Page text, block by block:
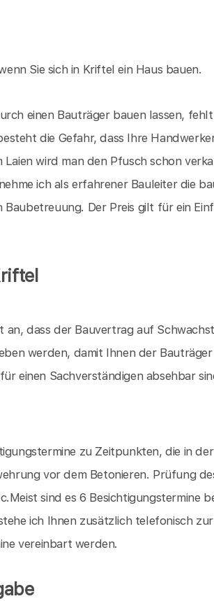
Sie sich in Kriftel ein Haus bauen.
einen Bauträger bauen lassen,
die Gefahr, dass Ihre
wird man den Pfusch schon
ich als erfahrener Bauleiter die
Der Preis gilt für ein
an, dass der Bauvertrag auf
werden, damit Ihnen der Bauträger
einen Sachverständigen absehbar
zu Zeitpunkten, die in
vor dem Betonieren. Prüfung
sind es 6 Besichtigungstermine
ich Ihnen zusätzlich telefonisch
vereinbart werden.